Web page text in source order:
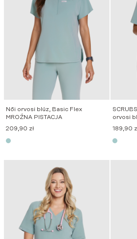
Női orvosi blúz, Basic Flex
MROŹNA PISTACJA
209,90 zł
orvosi
189,90